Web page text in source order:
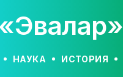
НАУКА ИСТОРИЯ